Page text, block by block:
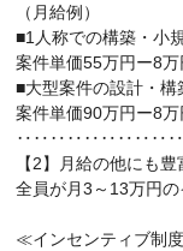
（月給例）
■1人称での構築・小
案件単価55万円ー8万
■大型案件の設計・構
案件単価90万円ー8万
【2】月給の他にも
全員が月3～13万円の
≪インセンティブ制